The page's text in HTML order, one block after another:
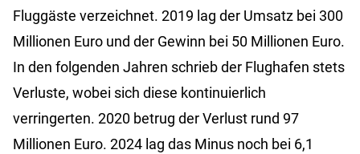
Fluggäste verzeichnet. 2019 lag der Umsatz bei 300
Millionen Euro und der Gewinn bei 50 Millionen Euro.
In den folgenden Jahren schrieb der Flughafen stets
Verluste, wobei sich diese kontinuierlich
verringerten. 2020 betrug der Verlust rund 97
Millionen Euro. 2024 lag das Minus noch bei 6,1